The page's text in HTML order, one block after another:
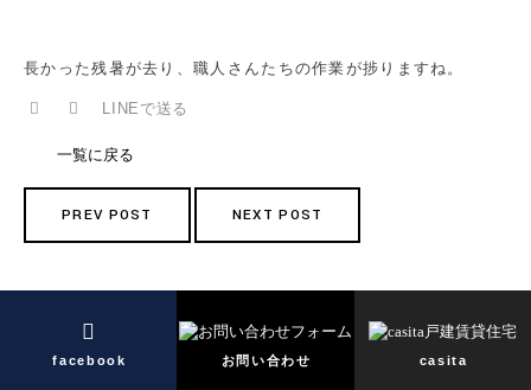
長かった残暑が去り、職人さんたちの作業が捗りますね。
LINEで送る
一覧に戻る
PREV POST NEXT POST
facebook お問い合わせ casita